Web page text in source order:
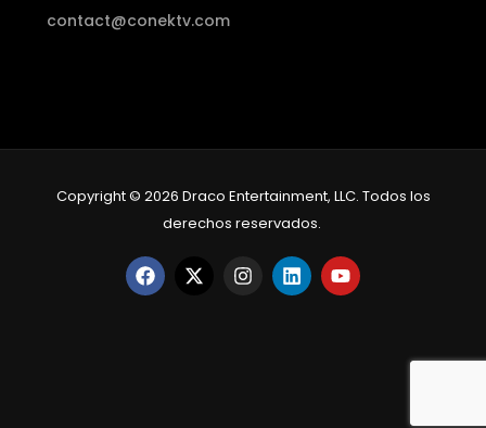
contact@conektv.com
Copyright © 2026 Draco Entertainment, LLC. Todos los
derechos reservados.